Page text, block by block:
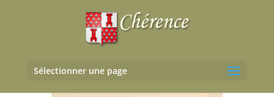
Sélectionner une page